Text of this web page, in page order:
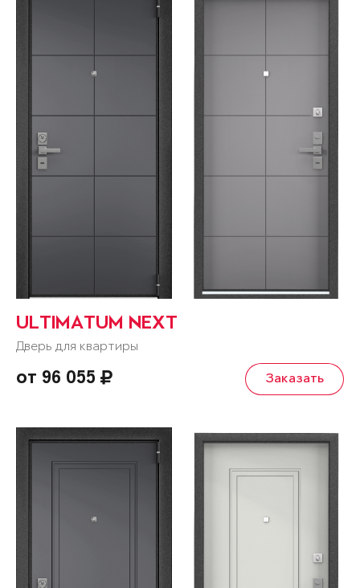
ULTIMATUM NEXT
Дверь для квартиры
от 96 055 Заказать